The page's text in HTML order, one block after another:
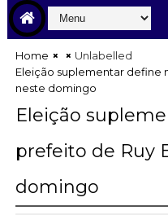
Home
Unlabelled
Eleição suplementar define
neste domingo
Eleição
prefeito de Ruy
domingo